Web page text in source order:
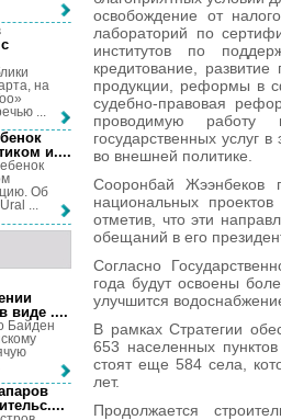
освобождение от
лабораторий по
институтов по
кредитование, развитие
продукции, реформы в
судебно-правовая
проводимую
государственных услуг
во внешней политике.
Сооронбай Жээнбеков
национальных
отметив, что эти
обещаний в его
Согласно
года будут освоены
улучшится
В рамках Стратегии
653 населенных
стоят еще 584 села,
лет.
Продолжается
на
...
и....
Об
...
виде ....
Байден
.